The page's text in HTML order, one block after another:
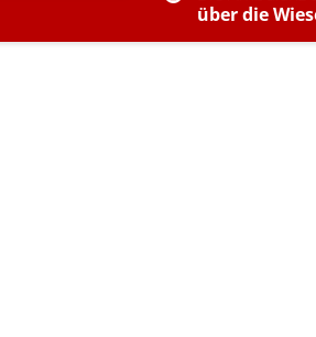
über die